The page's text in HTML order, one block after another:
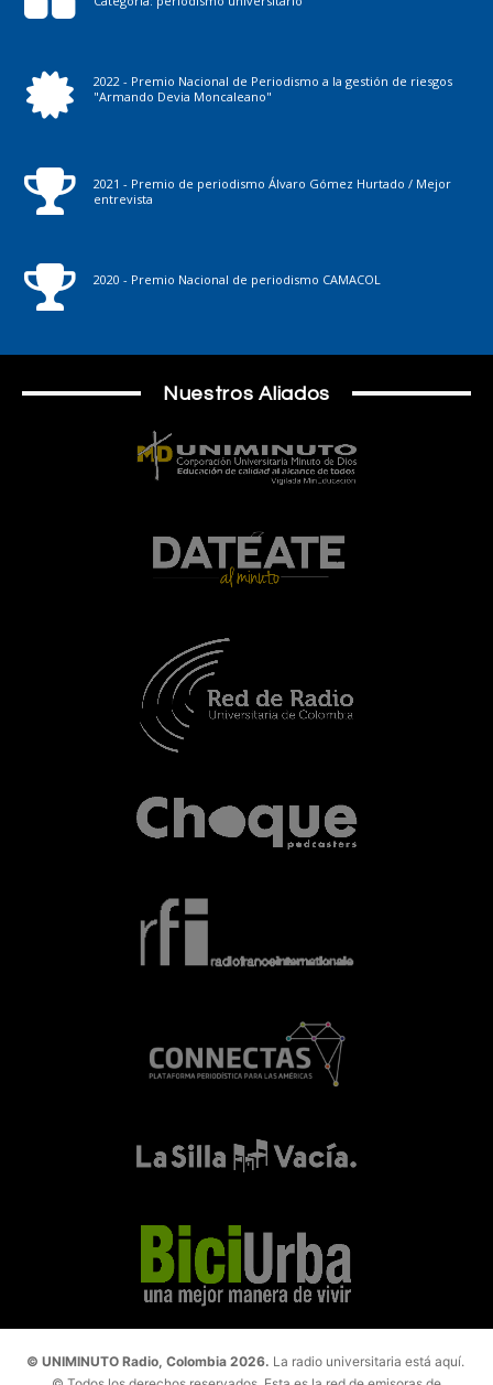
2022 - Premio Nacional de Periodismo a la gestión de riesgos
"Armando Devia Moncaleano"
2021 - Premio de periodismo Álvaro Gómez Hurtado / Mejor
entrevista
2020 - Premio Nacional de periodismo CAMACOL
Nuestros Aliados
© UNIMINUTO Radio, Colombia 2026. La radio universitaria está aquí.